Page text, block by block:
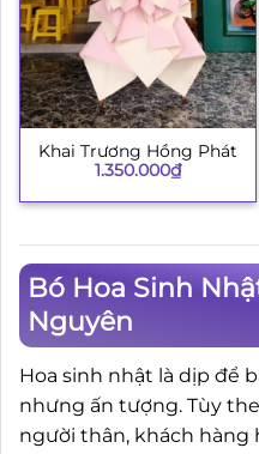
Khai Trương Hồng Phát
1.350.000₫
Bó Hoa Sinh
Nguyên
Hoa sinh nhật là dịp để
nhưng ấn tượng. Tùy
người thân, khách hàng